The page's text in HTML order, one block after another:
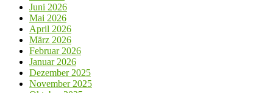
Juni 2026
Mai 2026
April 2026
März 2026
Februar 2026
Januar 2026
Dezember 2025
November 2025